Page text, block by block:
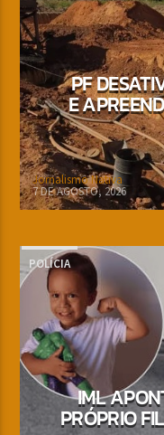
PF
E
Jornalismo Nativa
7 DE AGOSTO, 2026
POLÍCIA
IML
PRÓPRIO